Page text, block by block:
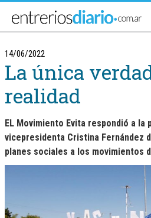
14/06/2022
La única
realidad
EL Movimiento Evita respondió a la
vicepresidenta Cristina Fernández
planes sociales a los movimientos